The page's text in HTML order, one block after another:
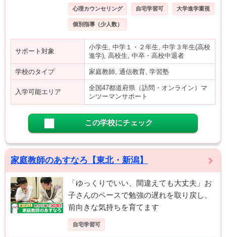
心理カウンセリング 自宅学習可 大学進学重視
個別指導（少人数）
サポート対象
小学生, 中学１・２年生, 中学３年生(高校
進学), 高校生, 中卒・高校中退者
学校のタイプ 家庭教師, 通信教育, 学習塾
入学可能エリア
全国47都道府県（訪問・オンライン）マ
ンツーマンサポート
この学校にチェック
家庭教師のあすなろ【東北・新潟】
「ゆっくりでいい、間違えても大丈夫」お
子さんのペースで勉強の遅れを取り戻し、
前向きな気持ちを育てます
自宅学習可